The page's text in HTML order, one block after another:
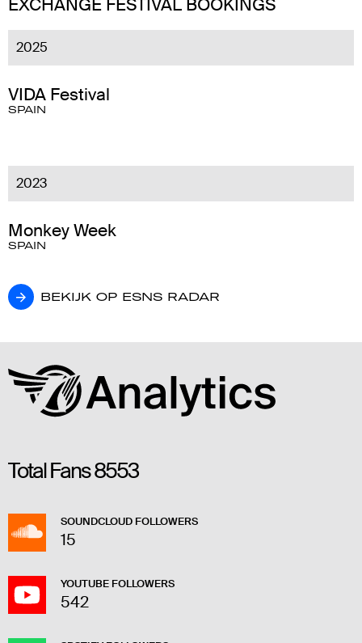
EXCHANGE FESTIVAL BOOKINGS
2025
VIDA Festival
SPAIN
2023
Monkey Week
SPAIN
BEKIJK OP ESNS RADAR
BEKIJK OP ESNS RADAR
Total Fans8553
SOUNDCLOUD FOLLOWERS
15
YOUTUBE FOLLOWERS
542